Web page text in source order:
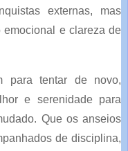
externas, mas
emocional e clareza de
para tentar de novo,
e serenidade para
Que os anseios
de disciplina,